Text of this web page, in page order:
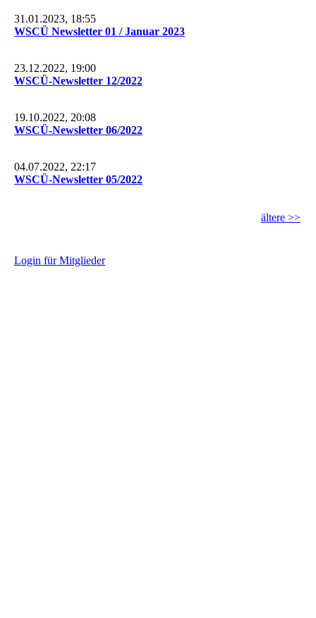
31.01.2023, 18:55
WSCÜ Newsletter 01 / Januar 2023
23.12.2022, 19:00
WSCÜ-Newsletter 12/2022
19.10.2022, 20:08
WSCÜ-Newsletter 06/2022
04.07.2022, 22:17
WSCÜ-Newsletter 05/2022
ältere >>
Login für Mitglieder